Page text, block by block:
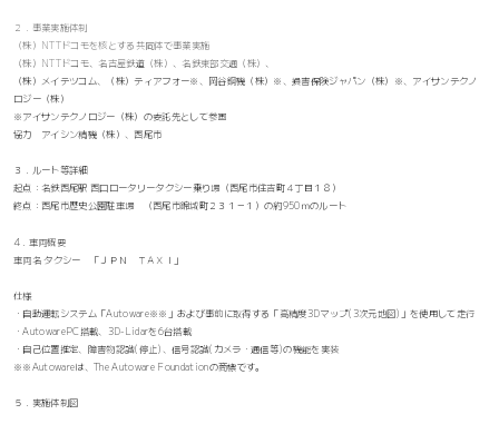
２．事業実施体制
（株）NTTドコモを核とする共同体で事業実施
（株）NTTドコモ、名古屋鉄道（株）、名鉄東部交通（株）、
（株）メイテツコム、（株）ティアフォー※、岡谷鋼機（株）※、損害保険ジャパン（株）※、アイサンテクノ
ロジー（株）
※アイサンテクノロジー（株）の委託先として参画
協力 アイシン精機（株）、西尾市
３．ルート等詳細
起点：名鉄西尾駅 西口ロータリータクシー乗り場（西尾市住吉町４丁目１８）
終点：西尾市歴史公園駐車場 （西尾市錦城町２３１－１）の約950ｍのルート
4．車両概要
車両名 タクシー 「ＪＰＮ ＴＡＸＩ」
仕様
・自動運転システム「Autoware※※」および事前に取得する「高精度3Dマップ(3次元地図)」を使用して走行
・AutowarePC搭載、3D-Lidarを6台搭載
・自己位置推定、障害物認識(停止)、信号認識(カメラ・通信等)の機能を実装
※※Autowareは、The Autoware Foundationの商標です。
５．実施体制図